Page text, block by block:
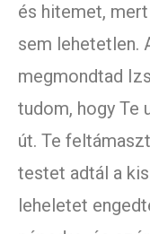
és hitemet,
sem lehetetlen.
megmondtad
tudom, hogy Te
út. Te
testet adtál a
leheletet